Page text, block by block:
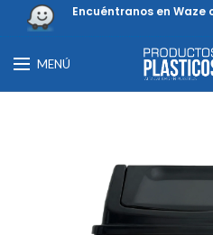
Encuéntranos en Waze
MENÚ